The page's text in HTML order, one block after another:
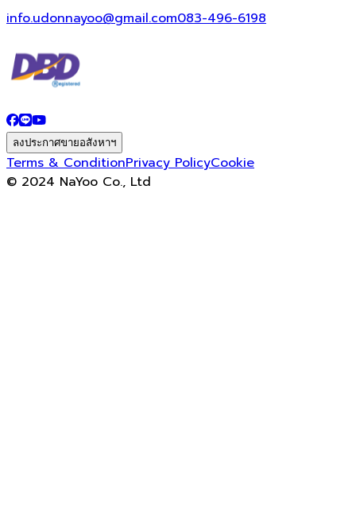
info.udonnayoo@gmail.com083-496-6198
ลงประกาศขายอสังหาฯ
Terms & ConditionPrivacy PolicyCookie
© 2024 NaYoo Co., Ltd